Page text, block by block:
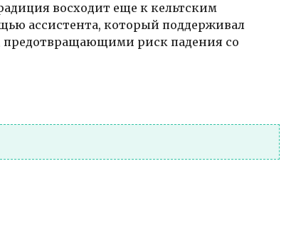
восходит еще к кельтским
ассистента, который поддерживал
риск падения со